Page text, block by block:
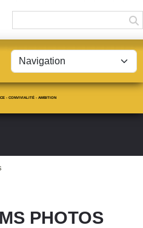
- CONVIVIALITÉ - AMBITION
PHOTOS